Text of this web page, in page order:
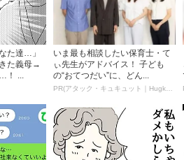
た達…」
た義母→
！ ...
いま最も相談したい保育士・て
ぃ先生がアドバイス！ 子ども
の“おてつだい”に、どん...
PR(アタック・キュキュット｜Hugkum)